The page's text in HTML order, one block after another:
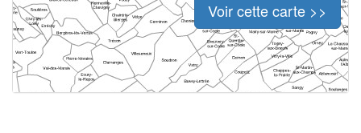
Voir cette carte >>